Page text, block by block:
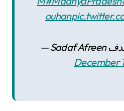
ouhan
December